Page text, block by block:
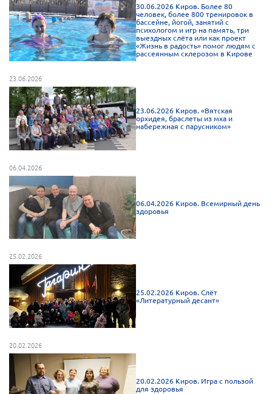
30.06.2026 Киров. Более 80
человек, более 800 тренировок в
бассейне, йогой, занятий с
психологом и игр на память, три
выездных слёта или как проект
«Жизнь в радость» помог людям с
рассеянным склерозом в Кирове
23.06.2026
23.06.2026 Киров. «Вятская
орхидея, браслеты из мха и
набережная с парусником»
06.04.2026
06.04.2026 Киров. Всемирный день
здоровья
25.02.2026
25.02.2026 Киров. Слёт
«Литературный десант»
20.02.2026
20.02.2026 Киров. Игра с пользой
для здоровья